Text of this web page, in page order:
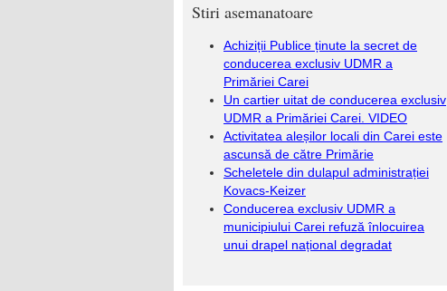
Stiri asemanatoare
Achiziții Publice ținute la secret de
conducerea exclusiv UDMR a
Primăriei Carei
Un cartier uitat de conducerea exclusiv
UDMR a Primăriei Carei. VIDEO
Activitatea aleșilor locali din Carei este
ascunsă de către Primărie
Scheletele din dulapul administrației
Kovacs-Keizer
Conducerea exclusiv UDMR a
municipiului Carei refuză înlocuirea
unui drapel național degradat